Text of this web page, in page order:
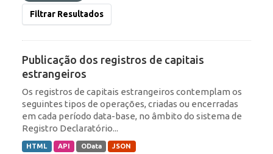
Filtrar Resultados
Publicação dos registros de capitais
estrangeiros
Os registros de capitais estrangeiros contemplam os
seguintes tipos de operações, criadas ou encerradas
em cada período data-base, no âmbito do sistema de
Registro Declaratório...
HTML API OData JSON